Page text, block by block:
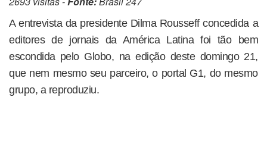
A entrevista da presidente Dilma Rousseff concedida a
editores de jornais da América Latina foi tão bem
escondida pelo Globo, na edição deste domingo 21,
que nem mesmo seu parceiro, o portal G1, do mesmo
grupo, a reproduziu.